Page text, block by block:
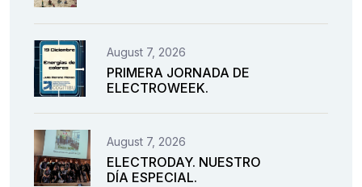
August 7, 2026
PRIMERA JORNADA DE
ELECTROWEEK.
August 7, 2026
ELECTRODAY. NUESTRO
DÍA ESPECIAL.